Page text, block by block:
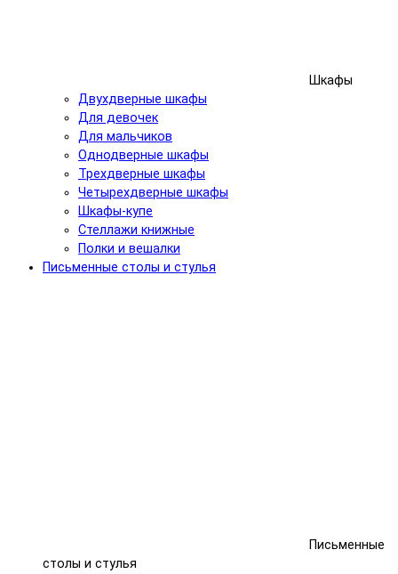
Шкафы
Двухдверные шкафы
Для девочек
Для мальчиков
Однодверные шкафы
Трехдверные шкафы
Четырехдверные шкафы
Шкафы-купе
Стеллажи книжные
Полки и вешалки
Письменные столы и стулья
Письменные
столы и стулья